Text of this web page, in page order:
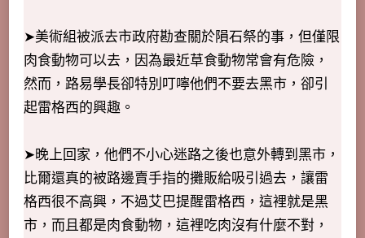
➤美術組被派去市政府勘查關於隕石祭的事，但僅限
肉食動物可以去，因為最近草食動物常會有危險，
然而，路易學長卻特別叮嚀他們不要去黑市，卻引
起雷格西的興趣。
➤晚上回家，他們不小心迷路之後也意外轉到黑市，
比爾還真的被路邊賣手指的攤販給吸引過去，讓雷
格西很不高興，不過艾巴提醒雷格西，這裡就是黑
市，而且都是肉食動物，這裡吃肉沒有什麼不對，